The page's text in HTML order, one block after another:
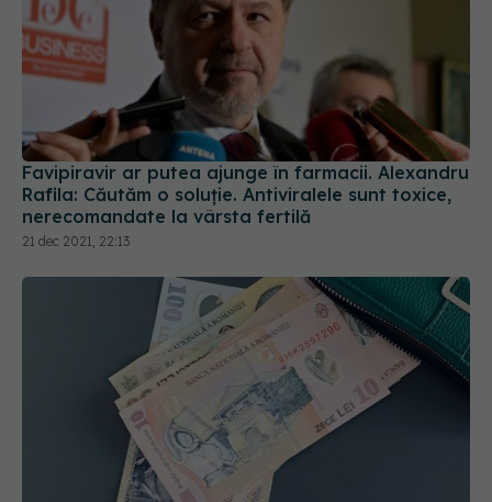
Favipiravir ar putea ajunge în farmacii. Alexandru
Rafila: Căutăm o soluție. Antiviralele sunt toxice,
nerecomandate la vârsta fertilă
21 dec 2021, 22:13